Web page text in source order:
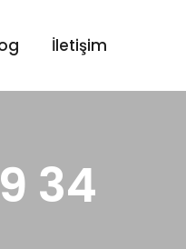
İletişim
34